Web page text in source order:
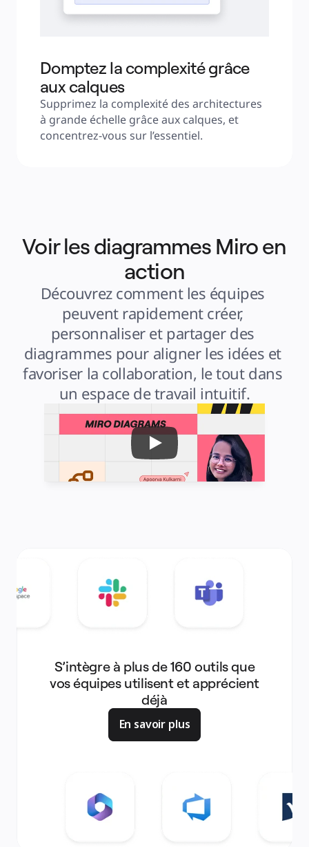
Domptez la complexité grâce
aux calques
Supprimez la complexité des architectures
à grande échelle grâce aux calques, et
concentrez-vous sur l’essentiel.
Voir les diagrammes Miro en
action
Découvrez comment les équipes
peuvent rapidement créer,
personnaliser et partager des
diagrammes pour aligner les idées et
favoriser la collaboration, le tout dans
un espace de travail intuitif.
S’intègre à plus de 160 outils que
vos équipes utilisent et apprécient
déjà
En savoir plus